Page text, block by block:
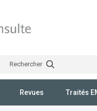
Rechercher
Revues Traités